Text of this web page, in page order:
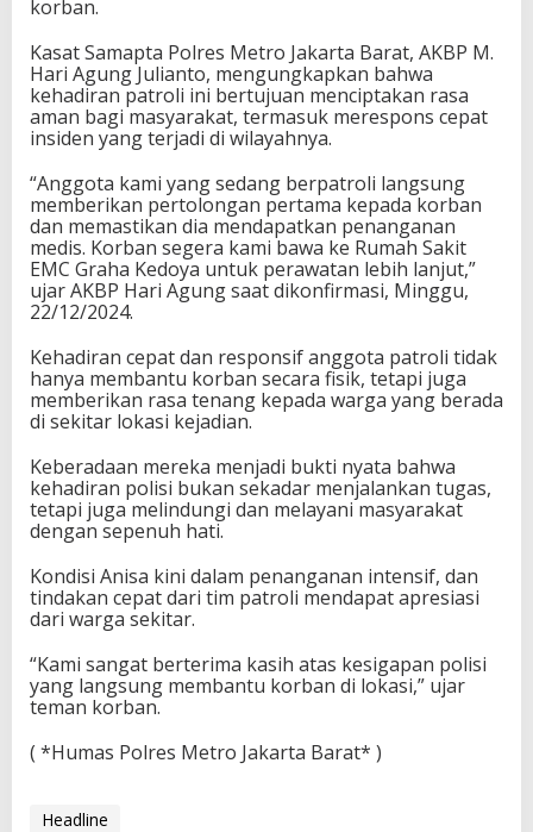
korban.
Kasat Samapta Polres Metro Jakarta Barat, AKBP M.
Hari Agung Julianto, mengungkapkan bahwa
kehadiran patroli ini bertujuan menciptakan rasa
aman bagi masyarakat, termasuk merespons cepat
insiden yang terjadi di wilayahnya.
“Anggota kami yang sedang berpatroli langsung
memberikan pertolongan pertama kepada korban
dan memastikan dia mendapatkan penanganan
medis. Korban segera kami bawa ke Rumah Sakit
EMC Graha Kedoya untuk perawatan lebih lanjut,”
ujar AKBP Hari Agung saat dikonfirmasi, Minggu,
22/12/2024.
Kehadiran cepat dan responsif anggota patroli tidak
hanya membantu korban secara fisik, tetapi juga
memberikan rasa tenang kepada warga yang berada
di sekitar lokasi kejadian.
Keberadaan mereka menjadi bukti nyata bahwa
kehadiran polisi bukan sekadar menjalankan tugas,
tetapi juga melindungi dan melayani masyarakat
dengan sepenuh hati.
Kondisi Anisa kini dalam penanganan intensif, dan
tindakan cepat dari tim patroli mendapat apresiasi
dari warga sekitar.
“Kami sangat berterima kasih atas kesigapan polisi
yang langsung membantu korban di lokasi,” ujar
teman korban.
( *Humas Polres Metro Jakarta Barat* )
Headline